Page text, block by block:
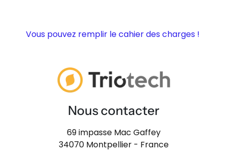
Vous pouvez remplir le cahier des charges !
Nous contacter
69 impasse Mac Gaffey
34070 Montpellier - France